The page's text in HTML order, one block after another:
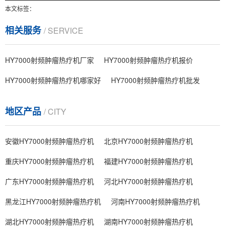
本文标签：
相关服务/ SERVICE
HY7000射频肿瘤热疗机厂家
HY7000射频肿瘤热疗机报价
HY7000射频肿瘤热疗机哪家好
HY7000射频肿瘤热疗机批发
地区产品 / CITY
安徽HY7000射频肿瘤热疗机
北京HY7000射频肿瘤热疗机
重庆HY7000射频肿瘤热疗机
福建HY7000射频肿瘤热疗机
广东HY7000射频肿瘤热疗机
河北HY7000射频肿瘤热疗机
黑龙江HY7000射频肿瘤热疗机
河南HY7000射频肿瘤热疗机
湖北HY7000射频肿瘤热疗机
湖南HY7000射频肿瘤热疗机